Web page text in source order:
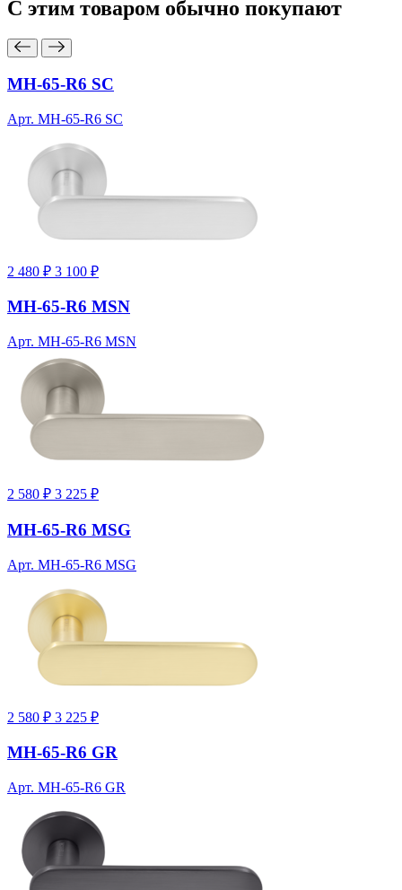
С этим товаром обычно покупают
MH-65-R6 SC
Арт. MH-65-R6 SC
2 480 ₽ 3 100 ₽
MH-65-R6 MSN
Арт. MH-65-R6 MSN
2 580 ₽ 3 225 ₽
MH-65-R6 MSG
Арт. MH-65-R6 MSG
2 580 ₽ 3 225 ₽
MH-65-R6 GR
Арт. MH-65-R6 GR